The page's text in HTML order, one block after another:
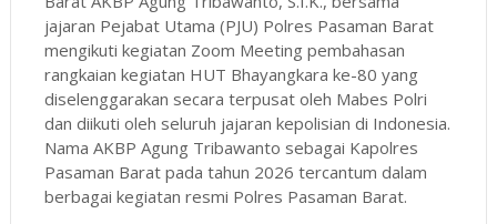
jajaran Pejabat Utama (PJU) Polres Pasaman Barat
mengikuti kegiatan Zoom Meeting pembahasan
rangkaian kegiatan HUT Bhayangkara ke-80 yang
diselenggarakan secara terpusat oleh Mabes Polri
dan diikuti oleh seluruh jajaran kepolisian di Indonesia.
Nama AKBP Agung Tribawanto sebagai Kapolres
Pasaman Barat pada tahun 2026 tercantum dalam
berbagai kegiatan resmi Polres Pasaman Barat.